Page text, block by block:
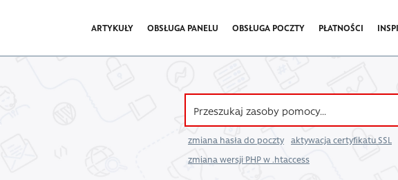
ARTYKUŁY OBSŁUGA PANELU OBSŁUGA POCZTY PŁATNOŚCI
zmiana hasła do poczty aktywacja certyfikatu SSL
zmiana wersji PHP w .htaccess